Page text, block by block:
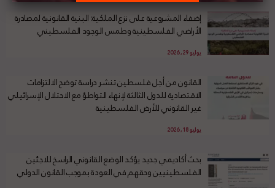
إضفاء المشروعية على نزع الملكية: البنية القانونية لمصادرة
الأراضي الفلسطينية وطمس الوجود الفلسطيني
يوليو 29, 2026
القانون من أجل فلسطين تنشر دراسة توضح الالتزامات
الاقتصادية للدول الثالثة لإنهاء التواطؤ مع الاحتلال الإسرائيلي
غير القانوني للأرض الفلسطينية
يوليو 18, 2026
بحث أكاديمي جديد يؤكد الوضع القانوني الراسخ للاجئين
الفلسطينيين وحقهم في العودة بموجب القانون الدولي